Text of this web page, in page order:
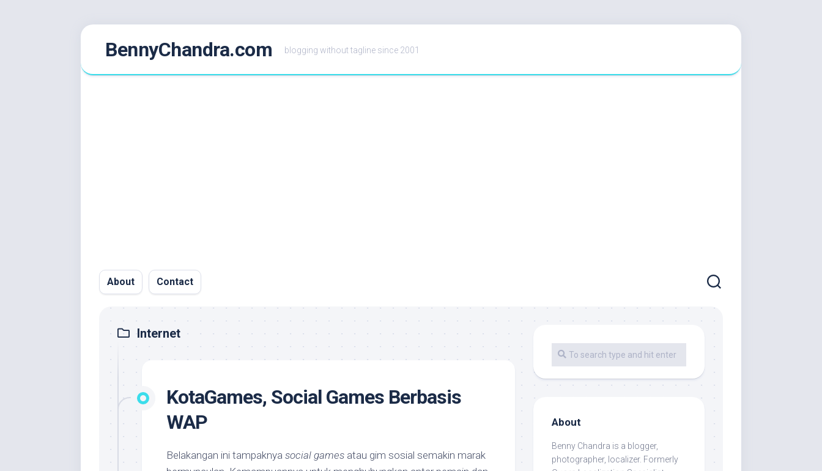
BennyChandra.com blogging without tagline since 2001
About Contact
Internet
KotaGames, Social Games Berbasis
WAP
Belakangan ini tampaknya social games atau gim sosial semakin marak
About
Benny Chandra is a blogger,
photographer, localizer. Formerly